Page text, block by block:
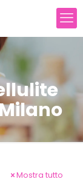
Mostra tutto